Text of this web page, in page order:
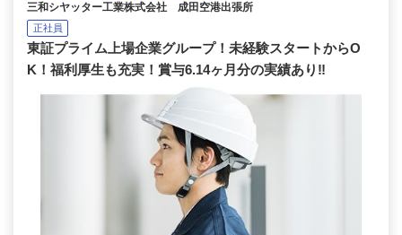
三和シヤッター工業株式会社 成田空港出張所
正社員
東証プライム上場企業グループ！未経験スタートからO
K！福利厚生も充実！賞与6.14ヶ月分の実績あり‼